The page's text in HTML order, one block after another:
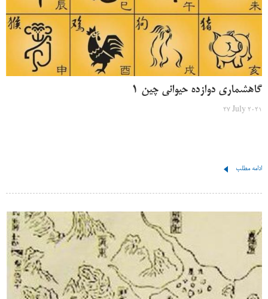
گاهشماری دوازده حیوانی چین 1
27 July 2021
ادامه مطلب